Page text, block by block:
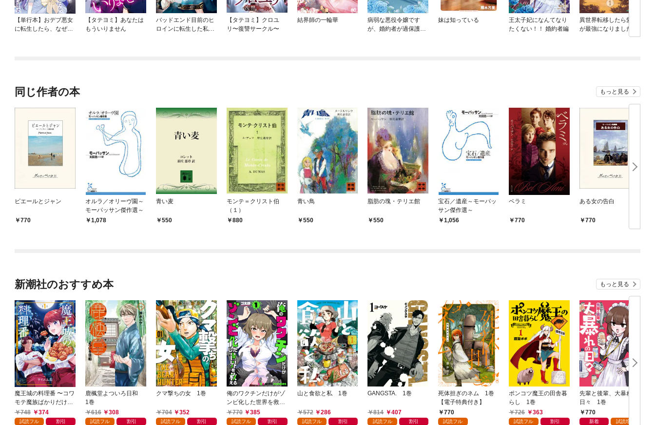
【単行本】おデブ悪女
に転生したら、なぜか
【タテヨミ】あなたは
もういりません
バッドエンド目前のヒ
ロインに転生した私、
【タテヨミ】クロユ
リ〜復讐サークル〜
結界師の一輪華
病弱な悪役令嬢です
が、婚約者が過保護す
妹は知っている
王太子妃になんてなり
たくない！！ 婚約者編
異世界転移したら愛犬
が最強になりました ～
シルバーフェンリルと
同じ作者の本 もっと見る
ピエールとジャン
770
オルラ／オリーヴ園～
モーパッサン傑作選～
1,078
青い麦
550
モンテ＝クリスト伯
（１）
880
青い鳥
550
脂肪の塊・テリエ館
550
宝石／遺産～モーパッ
サン傑作選～
1,056
ベラミ
770
ある女の告白
770
新潮社のおすすめ本 もっと見る
魔王城の料理番 〜コワ
モテ魔族ばかりだけ
ど、ホワイトな職場で
す〜 1巻
748 374
試読フル 割引
鹿楓堂よついろ日和
1巻
616
308
試読フル 割引
クマ撃ちの女 1巻
704 352
試読フル 割引
俺のワクチンだけがゾ
ンビ化した世界を救え
る 1巻
770 385
試読フル 割引
山と食欲と私 1巻
572 286
試読フル 割引
GANGSTA. 1巻
814 407
試読フル 割引
死体担ぎのネム 1巻
【電子特典付き】
770
試読フル
ポンコツ魔王の田舎暮
らし 1巻
726
363
試読フル 割引
先輩と後輩、大暴れの
日々 1巻
770
新着 試読増量